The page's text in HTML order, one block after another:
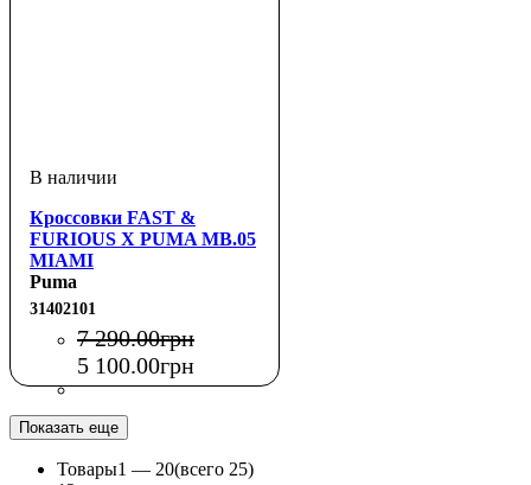
Кроссовки FAST &
FURIOUS X PUMA MB.05
MIAMI
Puma
31402101
7 290.00грн
5 100.00грн
Показать еще
Товары1 — 20(всего 25)